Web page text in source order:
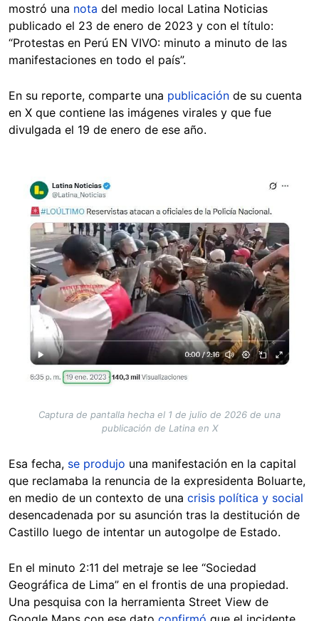
mostró una nota del medio local Latina Noticias
publicado el 23 de enero de 2023 y con el título:
“Protestas en Perú EN VIVO: minuto a minuto de las
manifestaciones en todo el país”.
En su reporte, comparte una publicación de su cuenta
en X que contiene las imágenes virales y que fue
divulgada el 19 de enero de ese año.
Image
Captura de pantalla hecha el 1 de julio de 2026 de una
publicación de Latina en X
Esa fecha, se produjo una manifestación en la capital
que reclamaba la renuncia de la expresidenta Boluarte,
en medio de un contexto de una crisis política y social
desencadenada por su asunción tras la destitución de
Castillo luego de intentar un autogolpe de Estado.
En el minuto 2:11 del metraje se lee “Sociedad
Geográfica de Lima” en el frontis de una propiedad.
Una pesquisa con la herramienta Street View de